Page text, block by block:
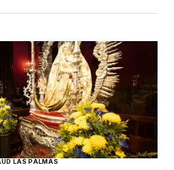
UD LAS PALMAS